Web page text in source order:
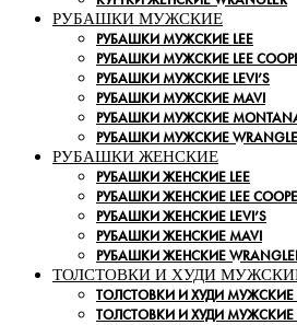
РУБАШКИ МУЖСКИЕ
РУБАШКИ МУЖСКИЕ LEE
РУБАШКИ МУЖСКИЕ LEE
РУБАШКИ МУЖСКИЕ LEVI’S
РУБАШКИ МУЖСКИЕ MAVI
РУБАШКИ МУЖСКИЕ
РУБАШКИ МУЖСКИЕ
РУБАШКИ ЖЕНСКИЕ
РУБАШКИ ЖЕНСКИЕ LEE
РУБАШКИ ЖЕНСКИЕ LEE
РУБАШКИ ЖЕНСКИЕ LEVI’S
РУБАШКИ ЖЕНСКИЕ MAVI
РУБАШКИ ЖЕНСКИЕ
ТОЛСТОВКИ И ХУДИ
ТОЛСТОВКИ И ХУДИ МУЖСКИЕ
ТОЛСТОВКИ И ХУДИ МУЖСКИЕ